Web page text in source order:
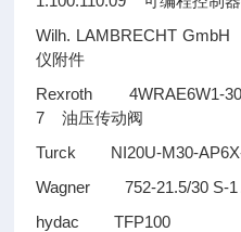
Wilh. LAMBRECHT
仪附件
Rexroth 4WRAE6W1-30-
7油压传动阀
Turck NI20U-M30-
Wagner 752-21.5/30 S-1
hydac TFP100